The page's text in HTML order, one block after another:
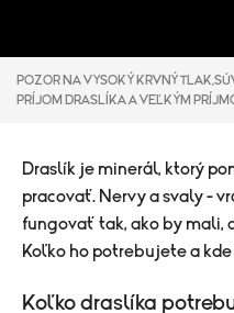
POZOR NA VYSOKÝ KRVNÝ
PRÍJOM DRASLÍKA A VEĽKÝM
Draslík je minerál, ktorý
pracovať. Nervy a svaly -
fungovať tak, ako by mali,
Koľko ho potrebujete a
Koľko draslíka